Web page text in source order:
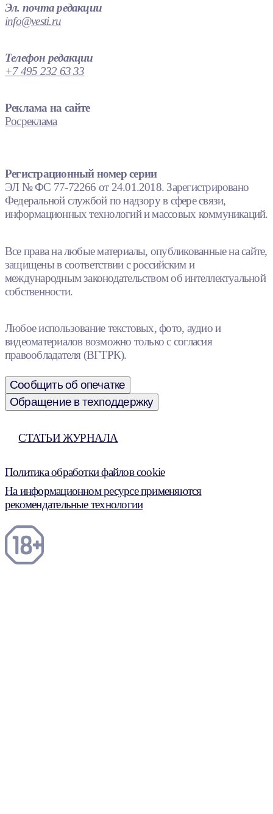
Эл. почта редакции
info@vesti.ru
Телефон редакции
+7 495 232 63 33
Реклама на сайте
Росреклама
Регистрационный номер серии
ЭЛ № ФС 77-72266 от 24.01.2018. Зарегистрировано
Федеральной службой по надзору в сфере связи,
информационных технологий и массовых коммуникаций.
Все права на любые материалы, опубликованные на сайте,
защищены в соответствии с российским и
международным законодательством об интеллектуальной
собственности.
Любое использование текстовых, фото, аудио и
видеоматериалов возможно только с согласия
правообладателя (ВГТРК).
Сообщить об опечатке
Обращение в техподдержку
СТАТЬИ ЖУРНАЛА
Политика обработки файлов cookie
На информационном ресурсе применяются
рекомендательные технологии